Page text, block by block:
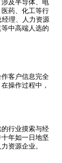
及半导体、电
药、化工等行
经理、人力资源
中高端人选的
客户信息完全
操作过程中，
行业摸索与经
年如一日地坚
资源企业。